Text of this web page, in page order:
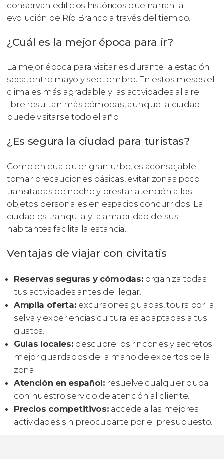
conservan edificios históricos que narran la
evolución de Río Branco a través del tiempo.
¿Cuál es la mejor época para ir?
La mejor época para visitar es durante la estación
seca, entre mayo y septiembre. En estos meses el
clima es más agradable y las actividades al aire
libre resultan más cómodas, aunque la ciudad
puede visitarse todo el año.
¿Es segura la ciudad para turistas?
Como en cualquier gran urbe, es aconsejable
tomar precauciones básicas, evitar zonas poco
transitadas de noche y prestar atención a los
objetos personales en espacios concurridos. La
ciudad es tranquila y la amabilidad de sus
habitantes facilita la estancia.
Ventajas de viajar con civitatis
Reservas seguras y cómodas: organiza todas
tus actividades antes de llegar.
Amplia oferta: excursiones guiadas, tours por la
selva y experiencias culturales adaptadas a tus
gustos.
Guías locales: descubre los rincones y secretos
mejor guardados de la mano de expertos de la
zona.
Atención en español: resuelve cualquier duda
con nuestro servicio de atención al cliente.
Precios competitivos: accede a las mejores
actividades sin preocuparte por el presupuesto.